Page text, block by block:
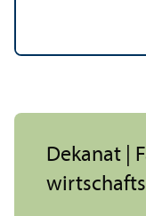
Dekanat |